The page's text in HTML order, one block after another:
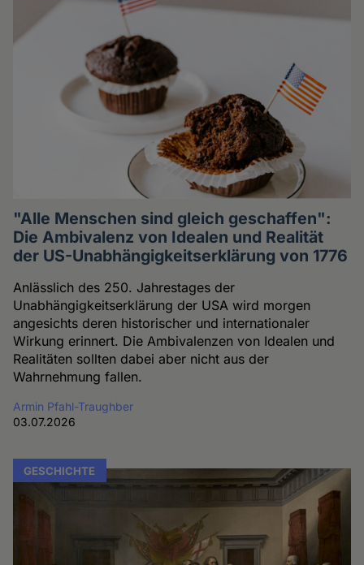
"Alle Menschen sind gleich geschaffen":
Die Ambivalenz von Idealen und Realität
der US-Unabhängigkeitserklärung von 1776
Anlässlich des 250. Jahrestages der
Unabhängigkeitserklärung der USA wird morgen
angesichts deren historischer und internationaler
Wirkung erinnert. Die Ambivalenzen von Idealen und
Realitäten sollten dabei aber nicht aus der
Wahrnehmung fallen.
Armin Pfahl-Traughber
03.07.2026
GESCHICHTE